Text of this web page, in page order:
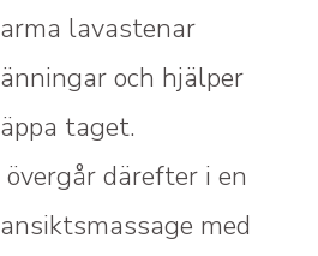
lavastenar
och hjälper
taget.
därefter i en
med